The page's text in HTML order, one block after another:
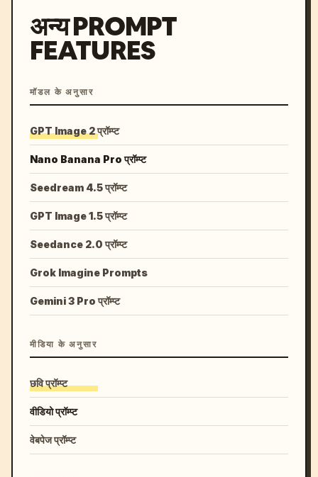
अन्य PROMPT
FEATURES
मॉडल के अनुसार
GPT Image 2 प्रॉम्प्ट
Nano Banana Pro प्रॉम्प्ट
Seedream 4.5 प्रॉम्प्ट
GPT Image 1.5 प्रॉम्प्ट
Seedance 2.0 प्रॉम्प्ट
Grok Imagine Prompts
Gemini 3 Pro प्रॉम्प्ट
मीडिया के अनुसार
छवि प्रॉम्प्ट
वीडियो प्रॉम्प्ट
वेबपेज प्रॉम्प्ट